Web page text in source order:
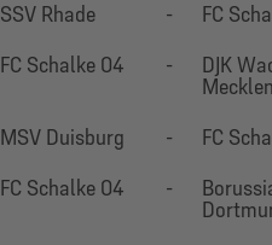
SSV Rhade -
FC
FC Schalke 04 -
DJK
MSV Duisburg -
FC
FC Schalke 04 -